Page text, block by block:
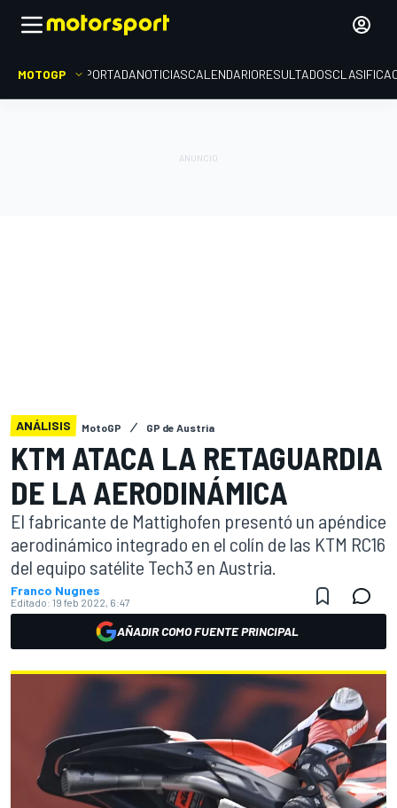
MOTOGP PORTADANOTICIASCALENDARIORESULTADOS
ANÁLISIS MotoGP GP de Austria
KTM ATACA LA RETAGUARDIA
DE LA AERODINÁMICA
El fabricante de Mattighofen presentó un apéndice
aerodinámico integrado en el colín de las KTM RC16
del equipo satélite Tech3 en Austria.
Franco Nugnes
Editado: 19 feb 2022, 6:47
AÑADIR COMO FUENTE PRINCIPAL